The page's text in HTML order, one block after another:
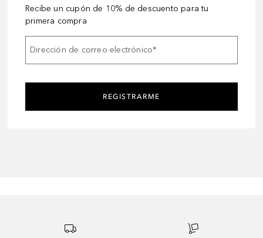
Recibe un cupón de 10% de descuento para tu
primera compra
Dirección de correo electrónico*
REGISTRARME